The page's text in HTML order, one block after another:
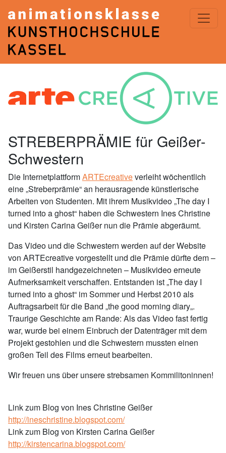
ANIMATIONSKLASSE< KASSEL
STREBERPRÄMIE für Geißer-
Schwestern
Die InternetplattformARTEcreativeverleiht wöchentlich
eine „Streberprämie“ an herausragende künstlerische
Arbeiten von Studenten. Mit ihrem Musikvideo „The day I
turned into a ghost“ haben die Schwestern Ines Christine
und Kirsten Carina Geißer nun die Prämie abgeräumt.
Das Video und die Schwestern werden auf der Website
von ARTEcreative vorgestellt und die Prämie dürfte dem –
im Geißerstil handgezeichneten – Musikvideo erneute
Aufmerksamkeit verschaffen. Entstanden ist „The day I
turned into a ghost“ im Sommer und Herbst 2010 als
Auftragsarbeit für die Band „the good morning diary„.
Traurige Geschichte am Rande: Als das Video fast fertig
war, wurde bei einem Einbruch der Datenträger mit dem
Projekt gestohlen und die Schwestern mussten einen
großen Teil des Films erneut bearbeiten.
Wir freuen uns über unsere strebsamen Kommilitoninnen!
Link zum Blog von Ines Christine Geißer
http://ineschristine.blogspot.com/
Link zum Blog von Kirsten Carina Geißer
http://kirstencarina.blogspot.com/